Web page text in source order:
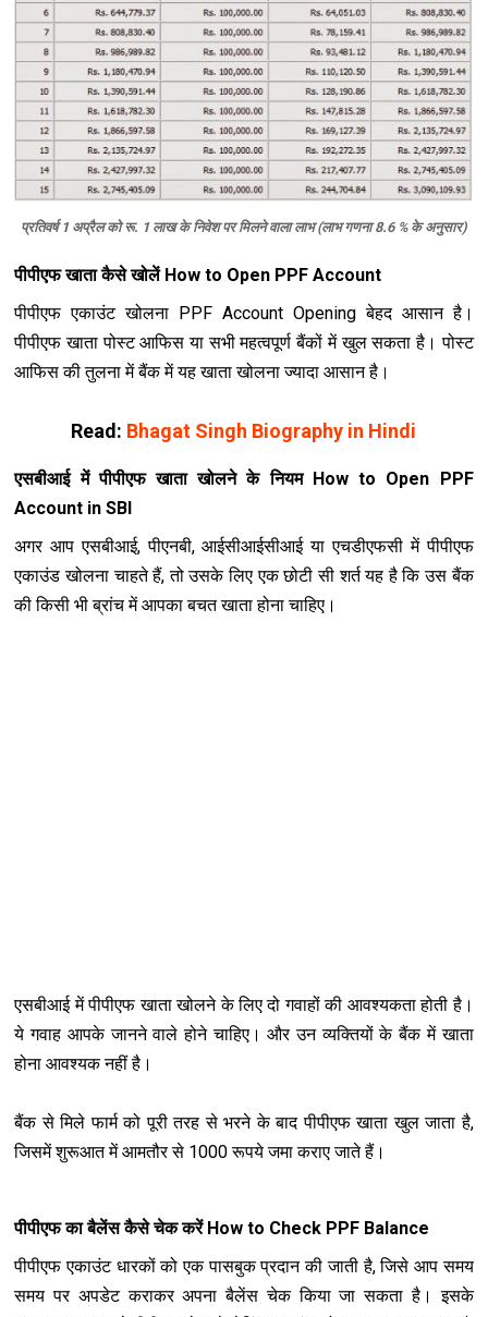
प्रतिवर्ष 1 अप्रैल को रू. 1 लाख के निवेश पर मिलने वाला लाभ (लाभ गणना 8.6 % के अनुसार)
पीपीएफ खाता कैसे खोलें How to Open PPF Account
पीपीएफ एकाउंट खोलना PPF Account Opening बेहद आसान है।
पीपीएफ खाता पोस्ट आफिस या सभी महत्वपूर्ण बैंकों में खुल सकता है। पोस्ट
आफिस की तुलना में बैंक में यह खाता खोलना ज्यादा आसान है।
Read: Bhagat Singh Biography in Hindi
एसबीआई में पीपीएफ खाता खोलने के नियम How to Open PPF
Account in SBI
अगर आप एसबीआई, पीएनबी, आईसीआईसीआई या एचडीएफसी में पीपीएफ
एकाउंड खोलना चाहते हैं, तो उसके लिए एक छोटी सी शर्त यह है कि उस बैंक
की किसी भी ब्रांच में आपका बचत खाता होना चाहिए।
एसबीआई में पीपीएफ खाता खोलने के लिए दो गवाहों की आवश्यकता होती है।
ये गवाह आपके जानने वाले होने चाहिए। और उन व्यक्तियों के बैंक में खाता
होना आवश्यक नहीं है।
बैंक से मिले फार्म को पूरी तरह से भरने के बाद पीपीएफ खाता खुल जाता है,
जिसमें शुरूआत में आमतौर से 1000 रूपये जमा कराए जाते हैं।
पीपीएफ का बैलेंस कैसे चेक करें How to Check PPF Balance
पीपीएफ एकाउंट धारकों को एक पासबुक प्रदान की जाती है, जिसे आप समय
समय पर अपडेट कराकर अपना बैलेंस चेक किया जा सकता है। इसके